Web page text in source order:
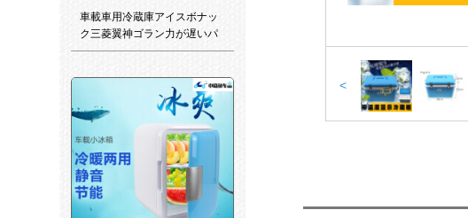
車載車用冷蔵庫アイスボナッ
ク三菱翼神ゴラン力が遅いパ
ジロブルーの自動車車載冷蔵
気製品20 L大容量220 v+12車
<